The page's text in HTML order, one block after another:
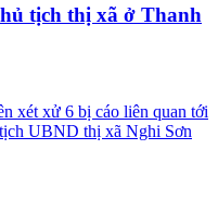
tịch thị xã ở Thanh
xét xử 6 bị cáo liên quan tới
UBND thị xã Nghi Sơn